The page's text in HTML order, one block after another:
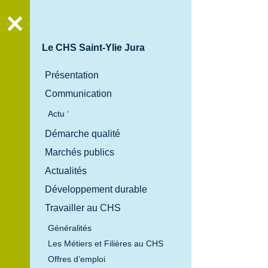
Le CHS Saint-Ylie Jura
Présentation
Communication
Actu ‘
Démarche qualité
Marchés publics
Actualités
Développement durable
Travailler au CHS
Généralités
Les Métiers et Filières au CHS
Offres d’emploi